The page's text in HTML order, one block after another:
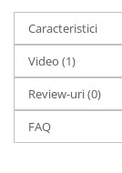
Caracteristici
Video (1)
Review-uri(0)
FAQ